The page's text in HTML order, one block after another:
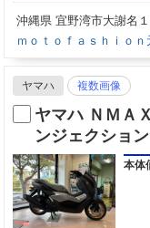
沖縄県 宜野湾市大謝名
ｍｏｔｏｆａｓｈｉｏｎ
ヤマハ 複数画像
ヤマハ ＮＭ
ンジェクショ
本体